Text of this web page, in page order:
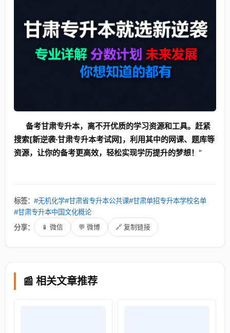
备考甘肃专升本，离不开优质的学习资源和工具。赶紧
搜索[新逆袭·甘肃专升本考试网]，利用其中的网课、题库等
资源，让你的备考更高效，轻松实现学历提升的梦想！ "
标签： #无机化学#甘肃省专升本公共课#甘肃单招专升本学校名单
#甘肃专升本中国文化概论
分享：
📱 微信 💬 微博 🔗 复制链接
📰 相关文章推荐